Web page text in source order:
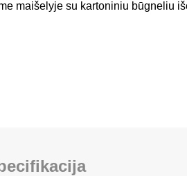
maišelyje su kartoniniu būgneliu